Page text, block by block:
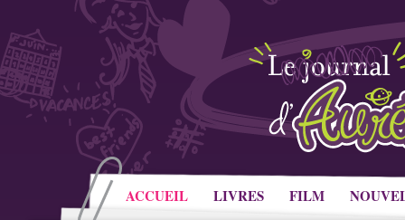
ACCUEIL LIVRES FILM